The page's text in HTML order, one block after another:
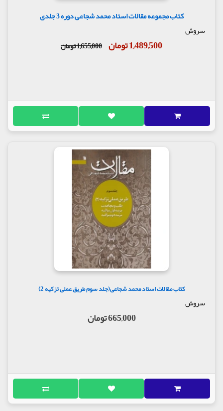
کتاب مجموعه مقالات استاد محمد شجاعی دوره 3 جلدی
سروش
1,489,500 تومان 1,655,000 تومان
کتاب مقالات استاد محمد شجاعی(جلد سوم طریق عملی تزکیه 2)
سروش
665,000 تومان